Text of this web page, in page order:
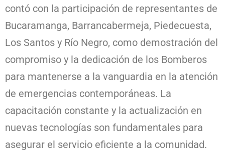
contó con la participación de representantes de
Bucaramanga, Barrancabermeja, Piedecuesta,
Los Santos y Río Negro, como demostración del
compromiso y la dedicación de los Bomberos
para mantenerse a la vanguardia en la atención
de emergencias contemporáneas. La
capacitación constante y la actualización en
nuevas tecnologías son fundamentales para
asegurar el servicio eficiente a la comunidad.